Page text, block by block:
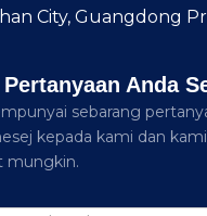
City, Guangdong
Anda
sebarang
kepada kami dan
mungkin.